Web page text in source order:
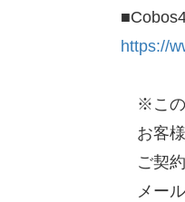
https://
※この
お客様
ご契約
メール